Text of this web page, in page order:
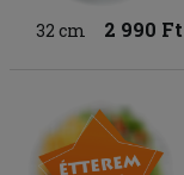
32 cm 2 990 Ft